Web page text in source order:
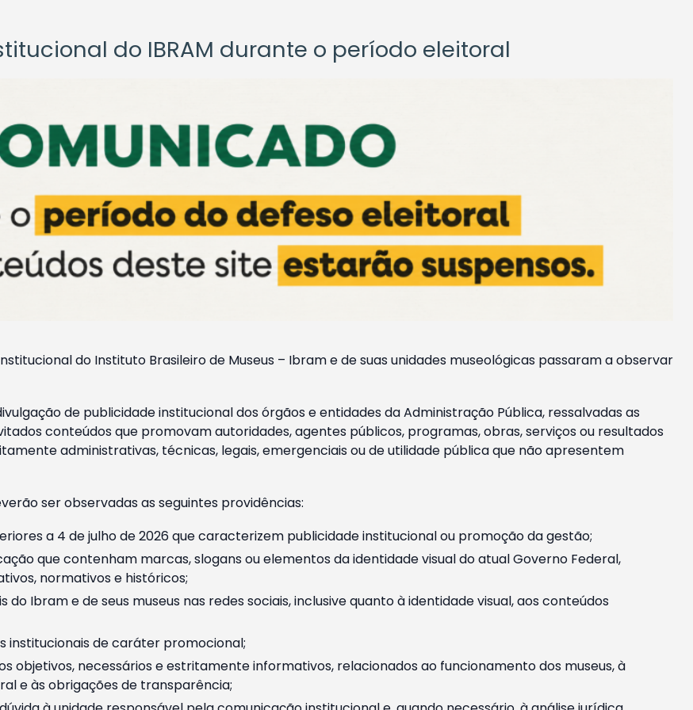
do IBRAM durante o período eleitoral
do Instituto Brasileiro de Museus – Ibram e de suas unidades museológicas passaram a observar
de publicidade institucional dos órgãos e entidades da Administração Pública, ressalvadas as
conteúdos que promovam autoridades, agentes públicos, programas, obras, serviços ou resultados
administrativas, técnicas, legais, emergenciais ou de utilidade pública que não apresentem
ser observadas as seguintes providências:
a 4 de julho de 2026 que caracterizem publicidade institucional ou promoção da gestão;
que contenham marcas, slogans ou elementos da identidade visual do atual Governo Federal,
normativos e históricos;
Ibram e de seus museus nas redes sociais, inclusive quanto à identidade visual, aos conteúdos
institucionais de caráter promocional;
objetivos, necessários e estritamente informativos, relacionados ao funcionamento dos museus, à
e às obrigações de transparência;